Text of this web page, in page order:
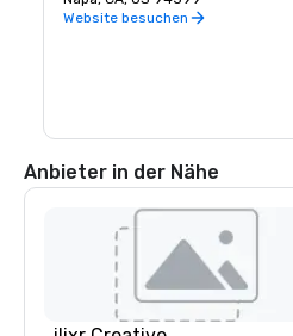
Napa Valley und der ganzen Welt,
Website besuchen
Anbieter in der Nähe